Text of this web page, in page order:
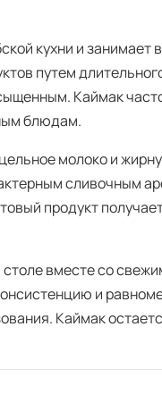
кухни и занимает
путем
Каймак
блюдам.
молоко и
сливочным
продукт
вместе со
и
Каймак